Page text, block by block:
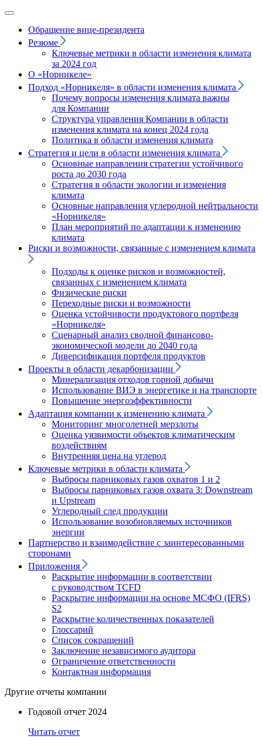
Обращение вице‑президента
Резюме
Ключевые метрики в области изменения климата
за 2024 год
О «Норникеле»
Подход «Норникеля» в области изменения климата
Почему вопросы изменения климата важны
для Компании
Структура управления Компании в области
изменения климата на конец 2024 года
Политика в области изменения климата
Стратегия и цели в области изменения климата
Основные направления стратегии устойчивого
роста до 2030 года
Стратегия в области экологии и изменения
климата
Основные направления углеродной нейтральности
«Норникеля»
План мероприятий по адаптации к изменению
климата
Риски и возможности, связанные с изменением климата
Подходы к оценке рисков и возможностей,
связанных с изменением климата
Физические риски
Переходные риски и возможности
Оценка устойчивости продуктового портфеля
«Норникеля»
Сценарный анализ сводной финансово-
экономической модели до 2040 года
Диверсификация портфеля продуктов
Проекты в области декарбонизации
Минерализация отходов горной добычи
Использование ВИЭ в энергетике и на транспорте
Повышение энергоэффективности
Адаптация компании к изменению климата
Мониторинг многолетней мерзлоты
Оценка уязвимости объектов климатическим
воздействиям
Внутренняя цена на углерод
Ключевые метрики в области климата
Выбросы парниковых газов охватов 1 и 2
Выбросы парниковых газов охвата 3: Downstream
и Upstream
Углеродный след продукции
Использование возобновляемых источников
энергии
Партнерство и взаимодействие с заинтересованными
сторонами
Приложения
Раскрытие информации в соответствии
с руководством TCFD
Раскрытие информации на основе МСФО (IFRS)
S2
Раскрытие количественных показателей
Глоссарий
Список сокращений
Заключение независимого аудитора
Ограничение ответственности
Контактная информация
Другие отчеты компании
Годовой отчет 2024
Читать отчет